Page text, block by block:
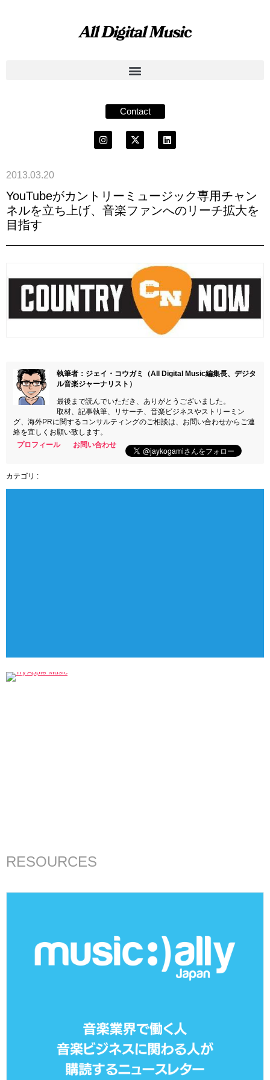
Contact
2013.03.20
YouTubeがカントリーミュージック専用チャン
ネルを立ち上げ、音楽ファンへのリーチ拡大を
目指す
執筆者：ジェイ・コウガミ（All Digital Music編集長、デジタ
ル音楽ジャーナリスト）
最後まで読んでいただき、ありがとうございました。
取材、記事執筆、リサーチ、音楽ビジネスやストリーミン
グ、海外PRに関するコンサルティングのご相談は、お問い合わせからご連
絡を宜しくお願い致します。
プロフィール
お問い合わせ
カテゴリ :
RESOURCES